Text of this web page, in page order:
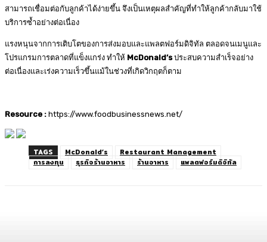
สามารถเชื่อมต่อกับลูกค้าได้ง่ายขึ้น จึงเป็นเหตุผลสำคัญที่ทำให้ลูกค้ากลับมาใช้
บริการซ้ำอย่างต่อเนื่อง
แรงหนุนจากการเติบโตของการส่งมอบและแพลตฟอร์มดิจิทัล ตลอดจนเมนูและ
โปรแกรมการตลาดที่แข็งแกร่ง ทำให้ McDonald’sประสบความสำเร็จอย่าง
ต่อเนื่องและเร่งความเร็วขึ้นแม้ในช่วงที่เกิดวิกฤตก็ตาม
Resource : https://www.foodbusinessnews.net/
TAGS McDonald’s
Restaurant Management
การลงทุน
ธุรกิจร้านอาหาร ร้านอาหาร แพลตฟอร์มดิจิทัล